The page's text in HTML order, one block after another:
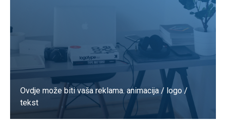
Ovdje može biti vaša reklama. animacija / logo /
tekst